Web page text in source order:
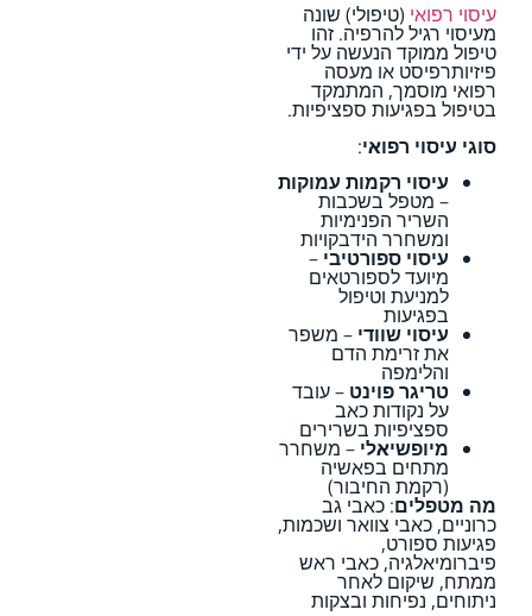
עיסוי רפואי (טיפולי) שונה
מעיסוי רגיל להרפיה. זהו
טיפול ממוקד הנעשה על ידי
פיזיותרפיסט או מעסה
רפואי מוסמך, המתמקד
בטיפול בפגיעות ספציפיות.
סוגי עיסוי רפואי:
עיסוי רקמות עמוקות
– מטפל בשכבות
השריר הפנימיות
ומשחרר הידבקויות
עיסוי ספורטיבי –
מיועד לספורטאים
למניעת וטיפול
בפגיעות
עיסוי שוודי – משפר
את זרימת הדם
והלימפה
טריגר פוינט – עובד
על נקודות כאב
ספציפיות בשרירים
מיופשיאלי – משחרר
מתחים בפאשיה
(רקמת החיבור)
מה מטפלים: כאבי גב
כרוניים, כאבי צוואר ושכמות,
פגיעות ספורט,
פיברומיאלגיה, כאבי ראש
ממתח, שיקום לאחר
ניתוחים, נפיחות ובצקות